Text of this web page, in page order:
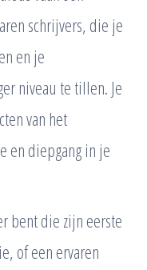
schrijvers, die je
en je
niveau te tillen. Je
van het
en diepgang in je
bent die zijn eerste
of een ervaren